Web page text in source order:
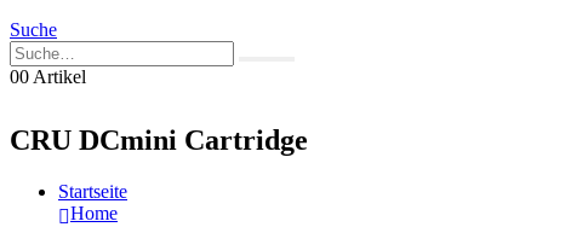
Suche
00 Artikel
CRU DCmini Cartridge
Startseite
Home